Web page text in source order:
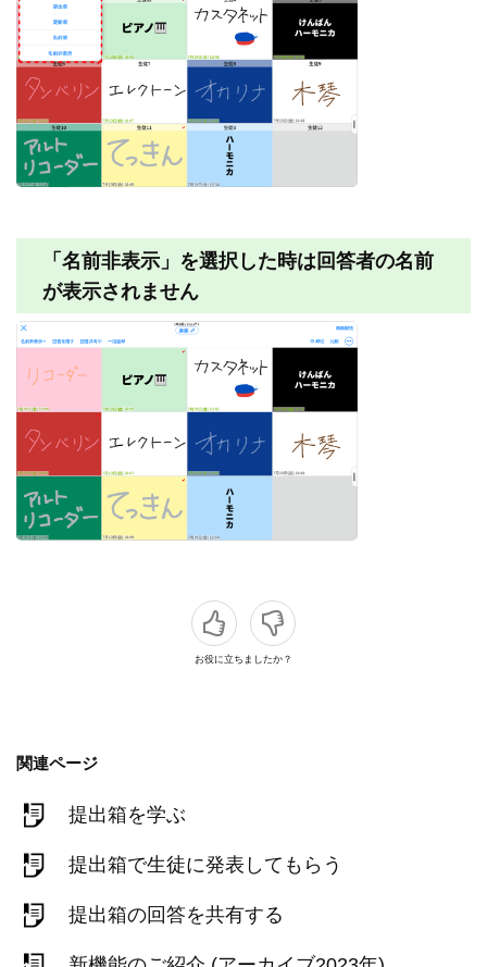
「名前非表示」を選択した時は回答者の名前
が表示されません
お役に立ちましたか？
関連ページ
提出箱を学ぶ
提出箱で生徒に発表してもらう
提出箱の回答を共有する